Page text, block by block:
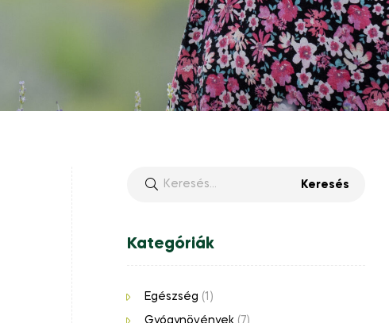
Kategóriák
Egészség (1)
Gyógynövények(7)